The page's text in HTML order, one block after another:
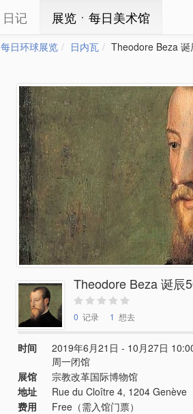
日记 展览ㆍ每日美术馆
每日环球展览 日内瓦 Theodore Beza
Theodore Beza 诞辰
0 记录 1 想去
时间
2019年6月21日 - 10月27日
周一闭馆
展馆
宗教改革国际博物馆
地址
Rue du Cloître 4, 1204 Genève
费用
Free（需入馆门票）